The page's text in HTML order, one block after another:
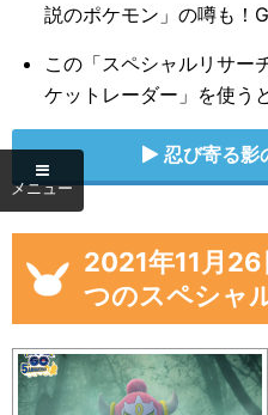
ポケモンを10匹捕まえる
ポケモンを5匹捕まえる
イベント限定「フィールド
説のポケモン」の噂も！
この「スペシャルリサー
ケットレーダー」を使う
忍び寄る影
2021年11月26
つのスペシャ